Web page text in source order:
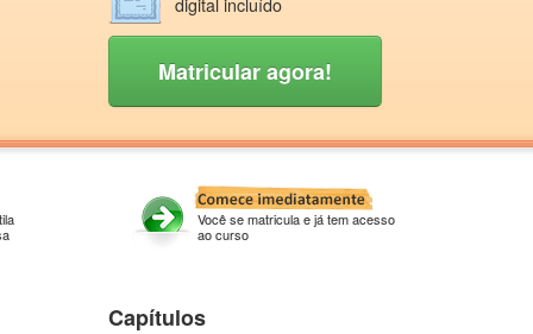
digital incluído
Matricular agora!
Você se matricula e já tem acesso
ao curso
Capítulos